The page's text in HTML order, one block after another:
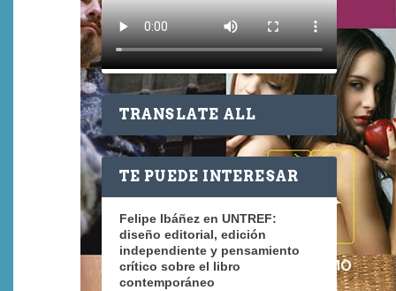
TRANSLATE ALL
TE PUEDE INTERESAR
Felipe Ibáñez en UNTREF:
diseño editorial, edición
independiente y pensamiento
crítico sobre el libro
contemporáneo